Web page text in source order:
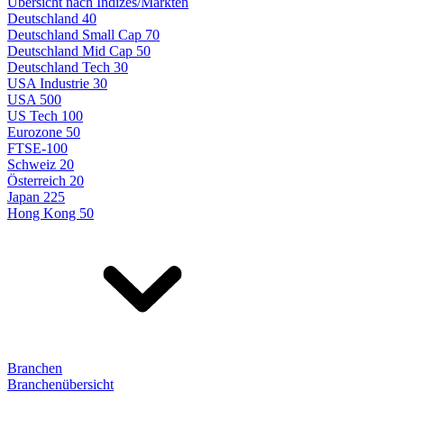
Deutschland 40
Deutschland Small Cap 70
Deutschland Mid Cap 50
Deutschland Tech 30
USA Industrie 30
USA 500
US Tech 100
Eurozone 50
FTSE-100
Schweiz 20
Österreich 20
Japan 225
Hong Kong 50
Branchen
Branchenübersicht